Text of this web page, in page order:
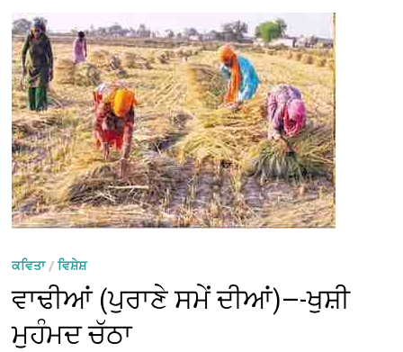
ਕਵਿਤਾ/ਵਿਸ਼ੇਸ਼
ਵਾਢੀਆਂ (ਪੁਰਾਣੇ ਸਮੇਂ ਦੀਆਂ)—-ਖੁਸ਼ੀ
ਮੁਹੰਮਦ ਚੱਠਾ